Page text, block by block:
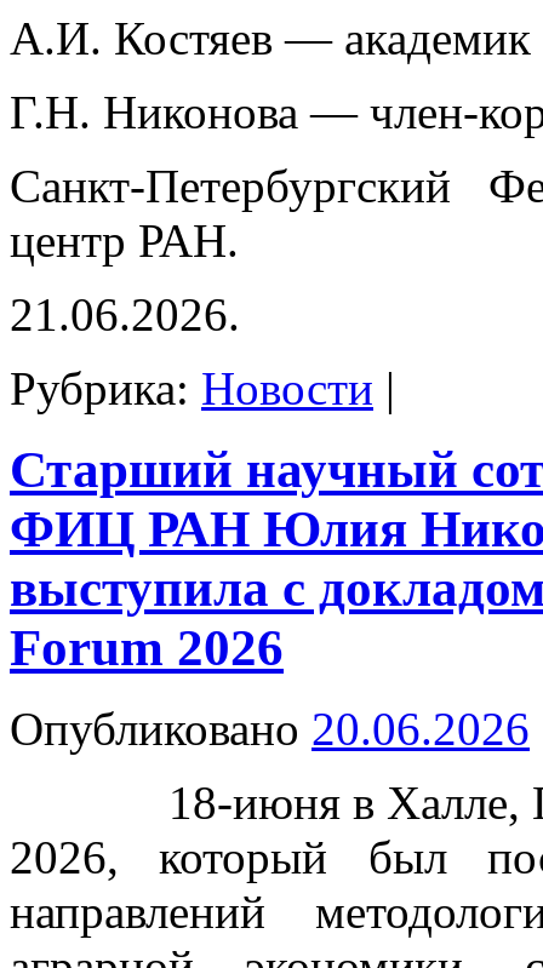
А.И. Костяев —
Г.Н. Никонова — член-
Санкт-Петербургский
центр РАН.
21.06.2026.
Рубрика: Новости |
Старший научный
ФИЦ РАН Юлия
выступила с
Forum 2026
Опубликовано 20.06.2026
18-июня в Халле,
2026, который был
направлений